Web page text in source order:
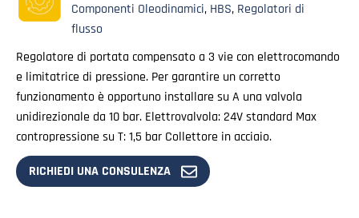
Componenti Oleodinamici, HBS, Regolatori di
flusso
Regolatore di portata compensato a 3 vie con elettrocomando
e limitatrice di pressione. Per garantire un corretto
funzionamento è opportuno installare su A una valvola
unidirezionale da 10 bar. Elettrovalvola: 24V standard Max
contropressione su T: 1,5 bar Collettore in acciaio.
RICHIEDI UNA CONSULENZA